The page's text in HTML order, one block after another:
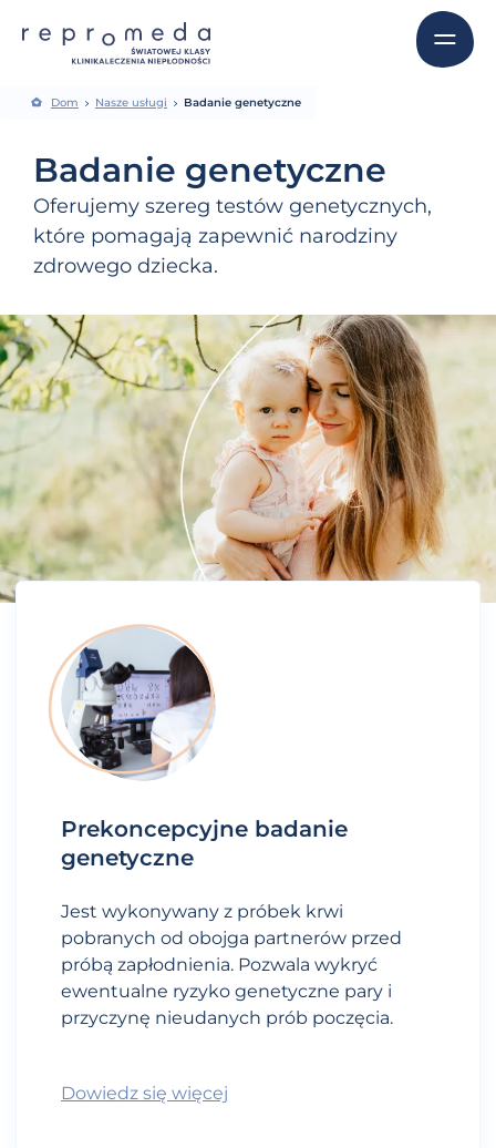
Dom Nasze usługi Badanie genetyczne
Badanie genetyczne
Oferujemy szereg testów genetycznych,
które pomagają zapewnić narodziny
zdrowego dziecka.
Prekoncepcyjne badanie
genetyczne
Jest wykonywany z próbek krwi
pobranych od obojga partnerów przed
próbą zapłodnienia. Pozwala wykryć
ewentualne ryzyko genetyczne pary i
przyczynę nieudanych prób poczęcia.
Dowiedz się więcej